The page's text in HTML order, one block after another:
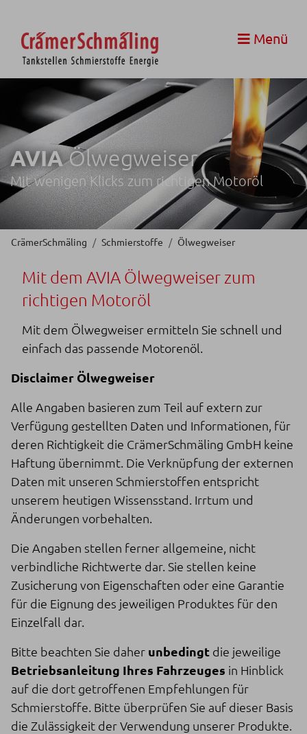
Menü
AVIAÖlwegweiser
Mit wenigen Klicks zum richtigen Motoröl
CrämerSchmäling Schmierstoffe Ölwegweiser
Mit dem AVIA Ölwegweiser zum
richtigen Motoröl
Mit dem Ölwegweiser ermitteln Sie schnell und
einfach das passende Motorenöl.
Disclaimer Ölwegweiser
Alle Angaben basieren zum Teil auf extern zur
Verfügung gestellten Daten und Informationen, für
deren Richtigkeit die CrämerSchmäling GmbH keine
Haftung übernimmt. Die Verknüpfung der externen
Daten mit unseren Schmierstoffen entspricht
unserem heutigen Wissensstand. Irrtum und
Änderungen vorbehalten.
Die Angaben stellen ferner allgemeine, nicht
verbindliche Richtwerte dar. Sie stellen keine
Zusicherung von Eigenschaften oder eine Garantie
für die Eignung des jeweiligen Produktes für den
Einzelfall dar.
Bitte beachten Sie daher unbedingt die jeweilige
Betriebsanleitung Ihres Fahrzeuges in Hinblick
auf die dort getroffenen Empfehlungen für
Schmierstoffe. Bitte überprüfen Sie auf dieser Basis
die Zulässigkeit der Verwendung unserer Produkte.